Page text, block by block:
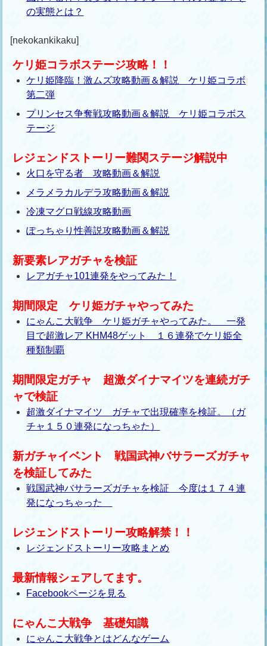
の実態とは？
[nekokankikaku]
ケリ姫コラボステージ攻略！！
ケリ姫降臨！激ムズ攻略動画＆解説 ケリ姫コラボ
第二弾
プリンセス争奪戦攻略動画＆解説 ケリ姫コラボス
テージ
レジェンドストーリー難関ステージ解説中
火口を守る者 攻略動画＆解説
メラメラカルデラ攻略動画＆解説
冷凍マグロ戦線攻略動画
ぽっちゃり性善説攻略動画＆解説
新要素レアガチャを検証
レアガチャ101連発をやってみた！
期間限定 ケリ姫ガチャやってみた
にゃんこ大戦争 ケリ姫ガチャやってみた。 一発
目で超激レア KHM48ゲット １６連発でケリ姫全
種類制覇
期間限定ガチャ 超激ダイナマイツを連続ガチ
ャで検証
超激ダイナマイツ ガチャで出現確率を検証。（ガ
チャ１５０連発になっちゃた）
新ガチャイベント 戦国武神バサラーズガチャ
を検証してみた
戦国武神バサラーズガチャを検証 今度は１７４連
発になっちゃった
レジェンドストーリー攻略解禁！！
レジェンドストーリー攻略まとめ
最新情報シェアしてます。
Facebookページを見る
にゃんこ大戦争 基礎知識
にゃんこ大戦争とはどんなゲーム